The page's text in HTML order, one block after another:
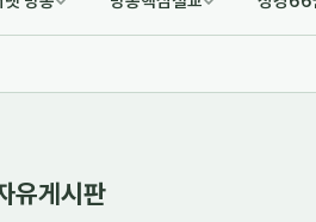
유게시판
북5
북5